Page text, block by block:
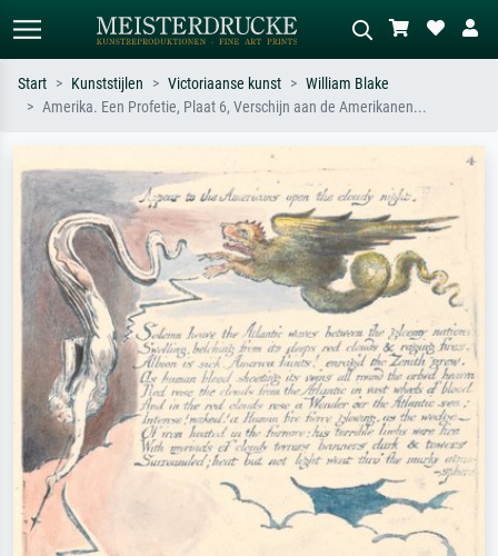
Monet, Sterrennacht, impressionisme,
Hokusai-golf, naakt.
Beschrijf de scène – bijv. groene
weide, abstract met veel rood, donker
olieverfschilderij, staand naakt naast
een boom.
Start Kunststijlen Victoriaanse kunst
William Blake
Amerika. Een Profetie, Plaat 6, Verschijn aan de Amerikanen...